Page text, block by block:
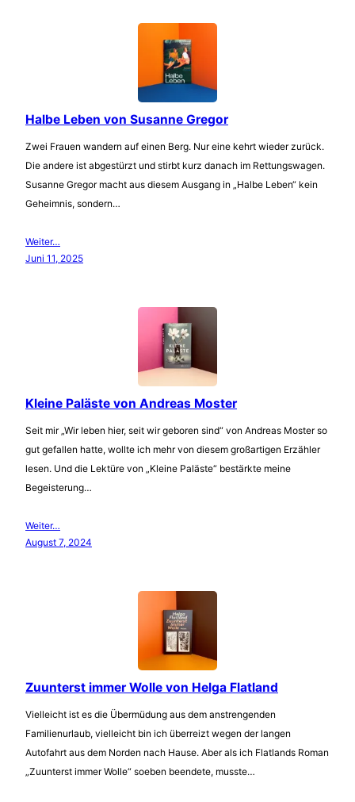
Halbe Leben von Susanne Gregor
Zwei Frauen wandern auf einen Berg. Nur eine kehrt wieder zurück.
Die andere ist abgestürzt und stirbt kurz danach im Rettungswagen.
Susanne Gregor macht aus diesem Ausgang in „Halbe Leben“ kein
Geheimnis, sondern…
Weiter…
Juni 11, 2025
Kleine Paläste von Andreas Moster
Seit mir „Wir leben hier, seit wir geboren sind“ von Andreas Moster so
gut gefallen hatte, wollte ich mehr von diesem großartigen Erzähler
lesen. Und die Lektüre von „Kleine Paläste“ bestärkte meine
Begeisterung…
Weiter…
August 7, 2024
Zuunterst immer Wolle von Helga Flatland
Vielleicht ist es die Übermüdung aus dem anstrengenden
Familienurlaub, vielleicht bin ich überreizt wegen der langen
Autofahrt aus dem Norden nach Hause. Aber als ich Flatlands Roman
„Zuunterst immer Wolle“ soeben beendete, musste…